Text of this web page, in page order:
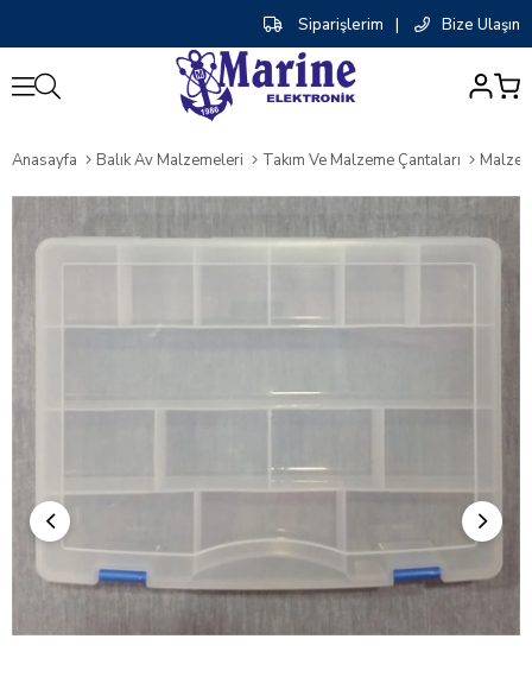
Siparişlerim | Bize Ulaşın
Anasayfa Balık Av Malzemeleri Takım Ve Malzeme Çantaları